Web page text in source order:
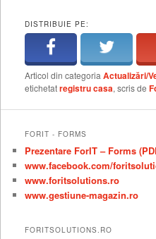
DISTRIBUIE PE:
Articol din categoria Actualizări/
etichetatregistru casa, scris de
FORIT - FORMS
Prezentare ForIT – Forms
www.facebook.com/
www.foritsolutions.ro
www.gestiune-magazin.ro
FORITSOLUTIONS.RO